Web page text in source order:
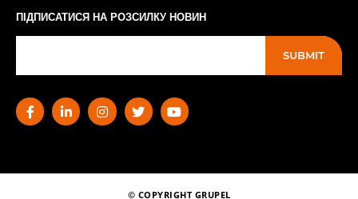
ПІДПИСАТИСЯ НА РОЗСИЛКУ НОВИН
SUBMIT
© COPYRIGHT GRUPEL